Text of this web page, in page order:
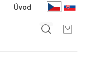
Úvod